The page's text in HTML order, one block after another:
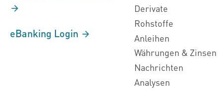
eBanking Login
Derivate
Rohstoffe
Anleihen
Währungen & Zinsen
Nachrichten
Analysen